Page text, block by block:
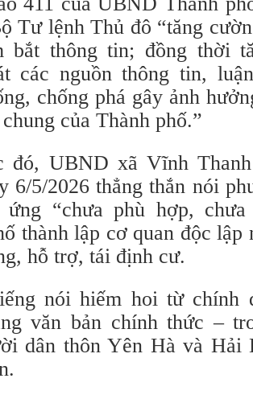
Tư lệnh Thủ đô “tăng
bắt thông tin; đồng thời
các nguồn thông tin,
chống phá gây ảnh
của Thành phố.”
đó, UBND xã Vĩnh
6/5/2026 thẳng thắn nói
ứng “chưa phù hợp,
thành lập cơ quan độc lập
hỗ trợ, tái định cư.
nói hiếm hoi từ chính
văn bản chính thức –
dân thôn Yên Hà và Hải